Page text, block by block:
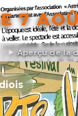
Aperçu de la
7
DÉCOUVRIR